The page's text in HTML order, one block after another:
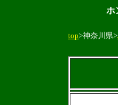
ホ
top>神奈川県>